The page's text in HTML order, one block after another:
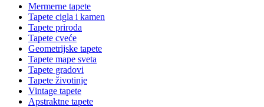
Mermerne tapete
Tapete cigla i kamen
Tapete priroda
Tapete cveće
Geometrijske tapete
Tapete mape sveta
Tapete gradovi
Tapete životinje
Vintage tapete
Apstraktne tapete